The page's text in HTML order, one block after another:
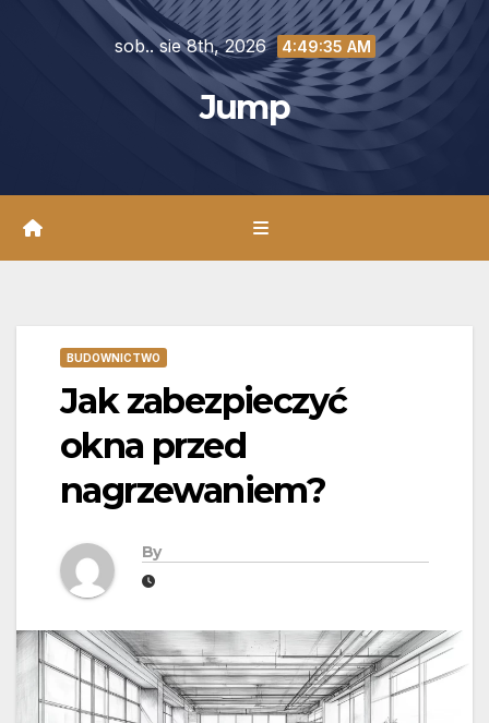
sob.. sie 8th, 2026 4:49:36 AM
Jump
BUDOWNICTWO
Jak zabezpieczyć
okna przed
nagrzewaniem?
By